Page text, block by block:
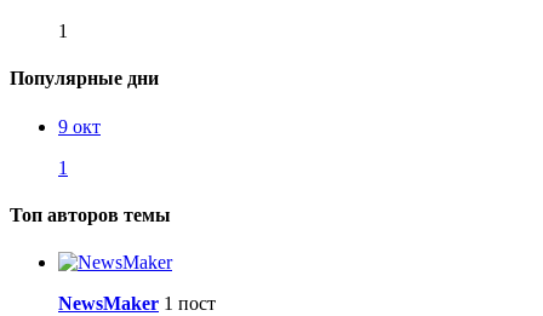
1
Популярные дни
9 окт
1
Топ авторов темы
NewsMaker 1 пост